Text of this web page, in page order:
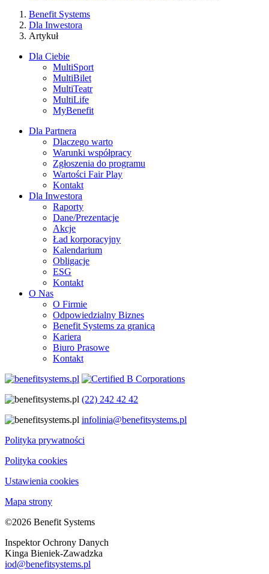
Benefit Systems
Dla Inwestora
Artykuł
Dla Ciebie
MultiSport
MultiBilet
MultiTeatr
MultiLife
MyBenefit
Dla Partnera
Dlaczego warto
Warunki współpracy
Zgłoszenia do programu
Wartości Fair Play
Kontakt
Dla Inwestora
Raporty
Dane/Prezentacje
Akcje
Ład korporacyjny
Kalendarium
Obligacje
ESG
Kontakt
O Nas
O Firmie
Odpowiedzialny Biznes
Benefit Systems za granicą
Kariera
Biuro Prasowe
Kontakt
(22) 242 42 42
infolinia@benefitsystems.pl
Polityka prywatności
Polityka cookies
Ustawienia cookies
Mapa strony
©2026 Benefit Systems
Inspektor Ochrony Danych
Kinga Bieniek-Zawadzka
iod@benefitsystems.pl